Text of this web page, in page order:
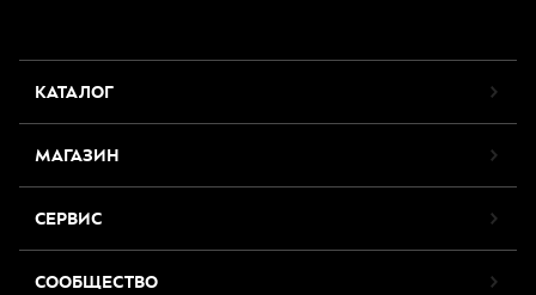
КАТАЛОГ
МАГАЗИН
СЕРВИС
СООБЩЕСТВО